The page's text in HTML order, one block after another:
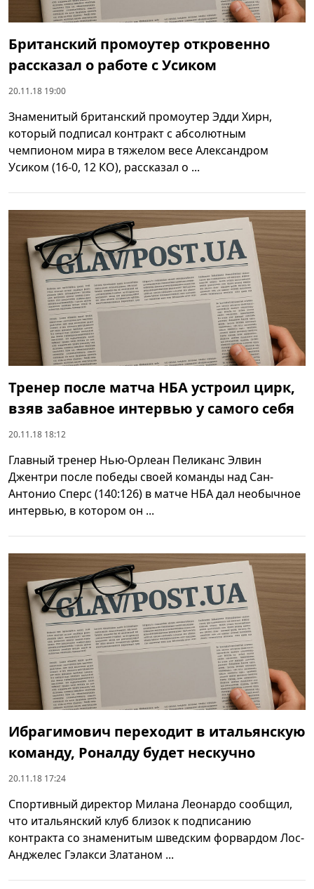
Британский промоутер откровенно
рассказал о работе с Усиком
20.11.18 19:00
Знаменитый британский промоутер Эдди Хирн,
который подписал контракт с абсолютным
чемпионом мира в тяжелом весе Александром
Усиком (16-0, 12 КО), рассказал о ...
Тренер после матча НБА устроил цирк,
взяв забавное интервью у самого себя
20.11.18 18:12
Главный тренер Нью-Орлеан Пеликанс Элвин
Джентри после победы своей команды над Сан-
Антонио Сперс (140:126) в матче НБА дал необычное
интервью, в котором он ...
Ибрагимович переходит в итальянскую
команду, Роналду будет нескучно
20.11.18 17:24
Спортивный директор Милана Леонардо сообщил,
что итальянский клуб близок к подписанию
контракта со знаменитым шведским форвардом Лос-
Анджелес Гэлакси Златаном ...